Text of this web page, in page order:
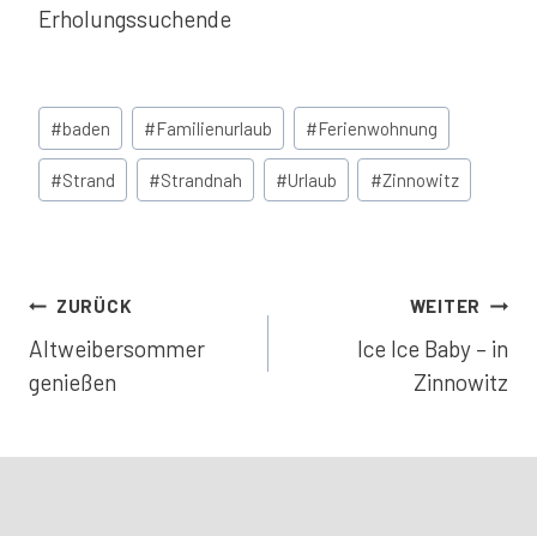
Erholungssuchende
Schlagworte:
#baden #Familienurlaub #Ferienwohnung
#Strand #Strandnah #Urlaub #Zinnowitz
Beitragsnavigation
ZURÜCK
Altweibersommer
genießen
WEITER
Ice Ice Baby – in
Zinnowitz